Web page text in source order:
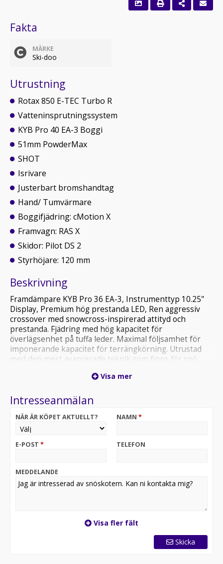
Fakta
MÄRKE
Ski-doo
Utrustning
Rotax 850 E-TEC Turbo R
Vatteninsprutningssystem
KYB Pro 40 EA-3 Boggi
51mm PowderMax
SHOT
Isrivare
Justerbart bromshandtag
Hand/ Tumvärmare
Boggifjädring: cMotion X
Framvagn: RAS X
Skidor: Pilot DS 2
Styrhöjare: 120 mm
Beskrivning
Framdämpare KYB Pro 36 EA-3, Instrumenttyp 10.25"
Display, Premium hög prestanda LED, Ren aggressiv
crossover med snowcross-inspirerad attityd och
prestanda. Fjädring med hög kapacitet för
överlägsenhet på tuffa leder. Maximal följsamhet för
imponerande kapacitet för terrängkörning. Utrustad
med den mest avancerade teknik som finns för snö.
stora 10.25" mätaren. Maskin på bild är extra utrustad
moms / 202.320kr ex moms
Visa mer
Intresseanmälan
NÄR ÄR KÖPET AKTUELLT? NAMN *
E-POST * TELEFON
MEDDELANDE
Visa fler fält
Skicka